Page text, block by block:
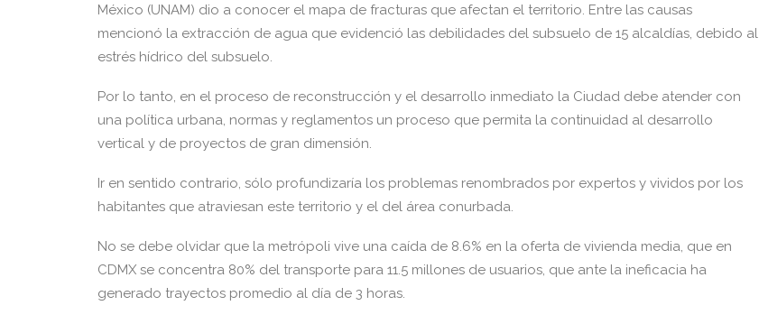
México (UNAM) dio a conocer el mapa de fracturas que afectan el territorio. Entre las causas
mencionó la extracción de agua que evidenció las debilidades del subsuelo de 15 alcaldías, debido al
estrés hídrico del subsuelo.
Por lo tanto, en el proceso de reconstrucción y el desarrollo inmediato la Ciudad debe atender con
una política urbana, normas y reglamentos un proceso que permita la continuidad al desarrollo
vertical y de proyectos de gran dimensión.
Ir en sentido contrario, sólo profundizaría los problemas renombrados por expertos y vividos por los
habitantes que atraviesan este territorio y el del área conurbada.
No se debe olvidar que la metrópoli vive una caída de 8.6% en la oferta de vivienda media, que en
CDMX se concentra 80% del transporte para 11.5 millones de usuarios, que ante la ineficacia ha
generado trayectos promedio al día de 3 horas.